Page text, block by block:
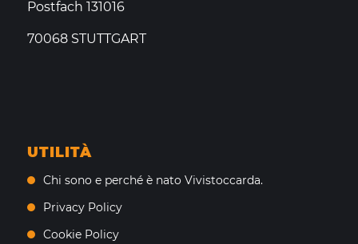
Postfach 131016
70068 STUTTGART
UTILITÀ
Chi sono e perché è nato Vivistoccarda.
Privacy Policy
Cookie Policy